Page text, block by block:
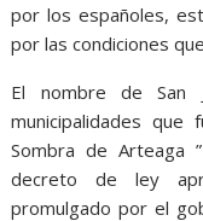
por los españoles,
por las condiciones
El nombre de San
municipalidades que
Sombra de Arteaga
decreto de ley
promulgado por el